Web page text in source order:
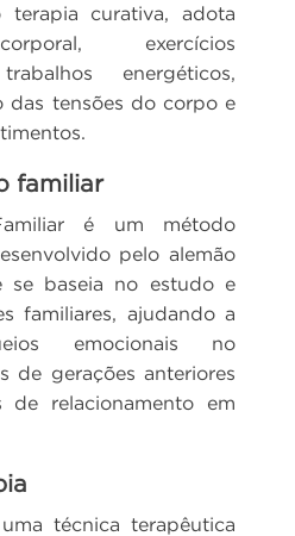
terapia curativa, adota
exercícios
energéticos,
das tensões do corpo e
familiar
é um método
pelo alemão
se baseia no estudo e
familiares, ajudando a
emocionais no
de gerações anteriores
relacionamento em
técnica terapêutica